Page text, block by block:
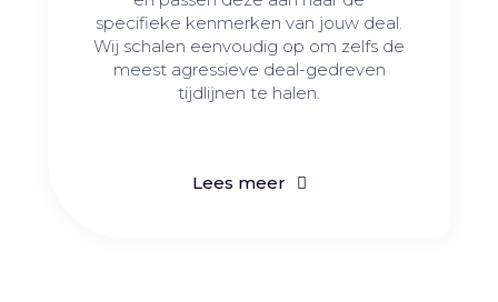
specifieke kenmerken van jouw deal.
Wij schalen eenvoudig op om zelfs de
meest agressieve deal-gedreven
tijdlijnen te halen.
Lees meer